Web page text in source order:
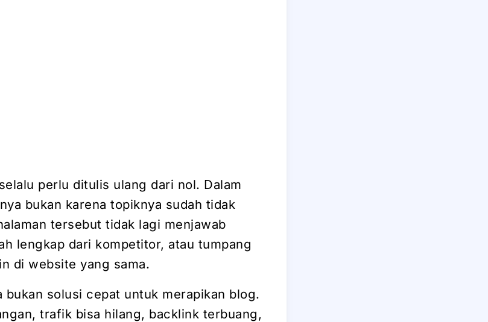
perlu ditulis ulang dari nol. Dalam
bukan karena topiknya sudah tidak
tersebut tidak lagi menjawab
lengkap dari kompetitor, atau tumpang
di website yang sama.
bukan solusi cepat untuk merapikan blog.
trafik bisa hilang, backlink terbuang,